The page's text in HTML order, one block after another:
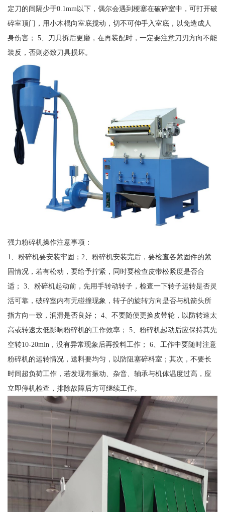
定刀的间隔少于0.1mm以下，偶尔会遇到梗塞在破碎室中，可打开破
碎室顶门，用小木棍向室底搅动，切不可伸手入室底，以免造成人
身伤害； 5、刀具拆后更磨，在再装配时，一定要注意刀刃方向不能
装反，否则必致刀具损坏。
强力粉碎机操作注意事项：
1、粉碎机要安装牢固；2、粉碎机安装完后，要检查各紧固件的紧
固情况，若有松动，要给予拧紧，同时要检查皮带松紧度是否合
适； 3、粉碎机起动前，先用手转动转子，检查一下转子运转是否灵
活可靠，破碎室内有无碰撞现象，转子的旋转方向是否与机箭头所
指方向一致，润滑是否良好； 4、不要随便更换皮带轮，以防转速太
高或转速太低影响粉碎机的工作效率； 5、粉碎机起动后应保持其先
空转10-20min，没有异常现象后再投料工作； 6、工作中要随时注意
粉碎机的运转情况，送料要均匀，以防阻塞碎料室；其次，不要长
时间超负荷工作，若发现有振动、杂音、轴承与机体温度过高，应
立即停机检查，排除故障后方可继续工作。